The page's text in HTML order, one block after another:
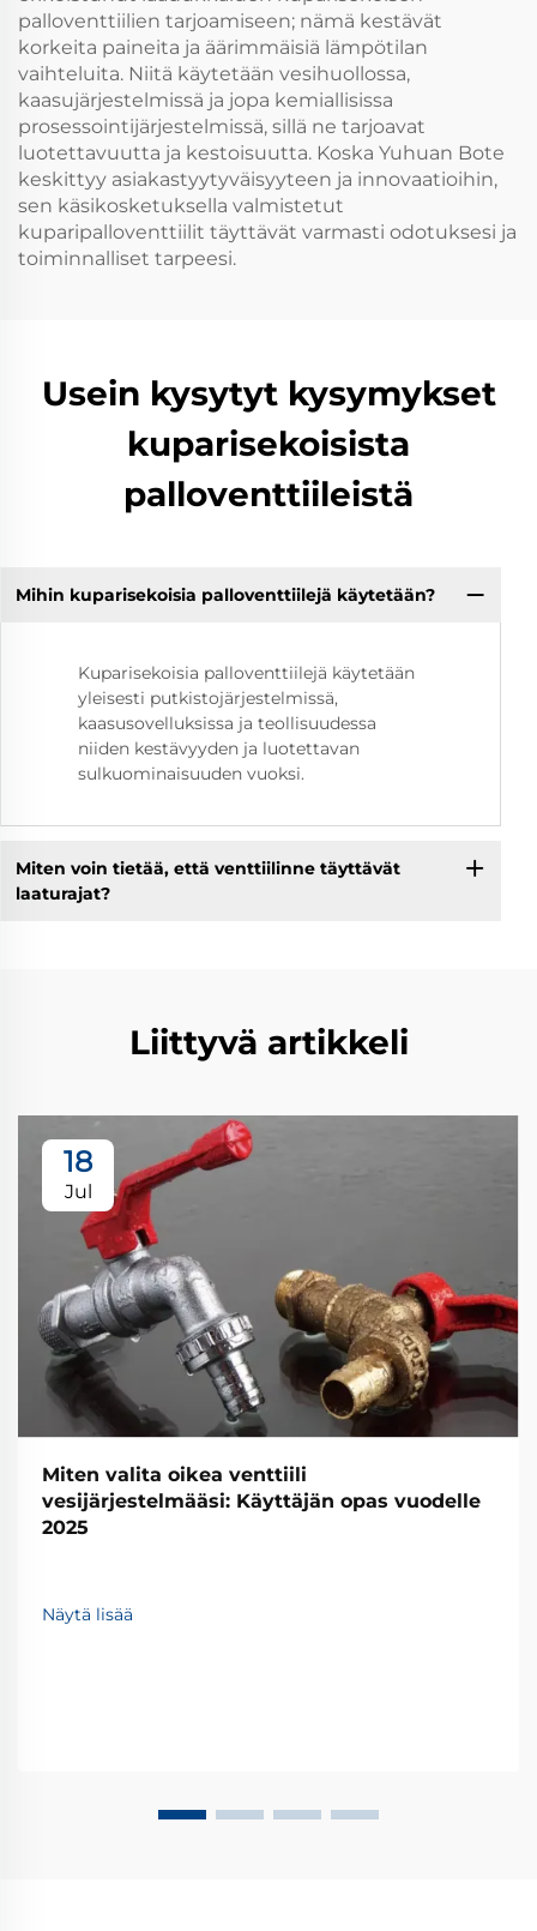
palloventtiilien tarjoamiseen; nämä kestävät
korkeita paineita ja äärimmäisiä lämpötilan
vaihteluita. Niitä käytetään vesihuollossa,
kaasujärjestelmissä ja jopa kemiallisissa
prosessointijärjestelmissä, sillä ne tarjoavat
luotettavuutta ja kestoisuutta. Koska Yuhuan Bote
keskittyy asiakastyytyväisyyteen ja innovaatioihin,
sen käsikosketuksella valmistetut
kuparipalloventtiilit täyttävät varmasti odotuksesi ja
toiminnalliset tarpeesi.
Usein kysytyt kysymykset
kuparisekoisista
palloventtiileistä
Mihin kuparisekoisia palloventtiilejä käytetään?
Kuparisekoisia palloventtiilejä käytetään
yleisesti putkistojärjestelmissä,
kaasusovelluksissa ja teollisuudessa
niiden kestävyyden ja luotettavan
sulkuominaisuuden vuoksi.
Miten voin tietää, että venttiilinne täyttävät
laaturajat?
Liittyvä artikkeli
18
Jul
Miten valita oikea venttiili
vesijärjestelmääsi: Käyttäjän opas vuodelle
2025
Näytä lisää